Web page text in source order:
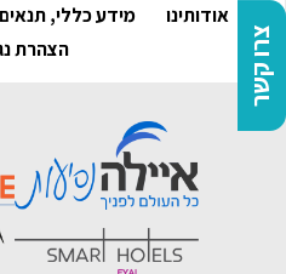
צרו קשר
אודותינו מידע כללי,
הצהרת